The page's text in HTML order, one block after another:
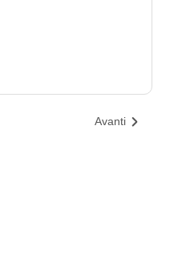
Avanti